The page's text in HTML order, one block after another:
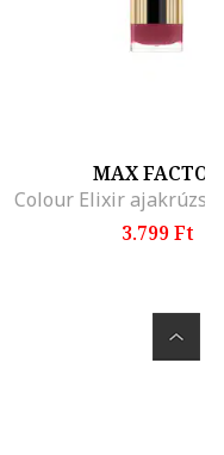
MAX FACTOR
3.799 Ft